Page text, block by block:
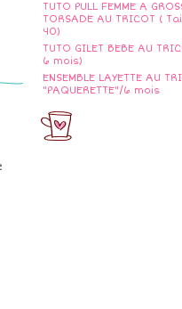
TUTO PULL FEMME A
TORSADE AU TRICOT (
40)
TUTO GILET BEBE AU
6 mois)
ENSEMBLE LAYETTE AU
"PAQUERETTE"/6 mois